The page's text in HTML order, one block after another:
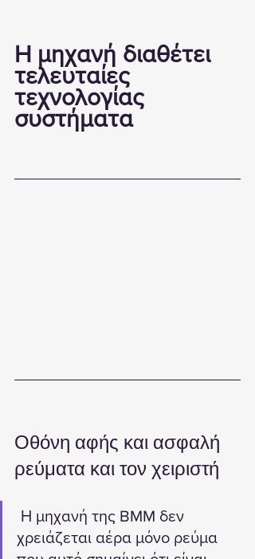
Η μηχανή διαθέτει
τελευταίες
τεχνολογίας
συστήματα
Οθόνη αφής και ασφαλή
ρεύματα και τον χειριστή
χρειάζεται αέρα μόνο ρεύμα